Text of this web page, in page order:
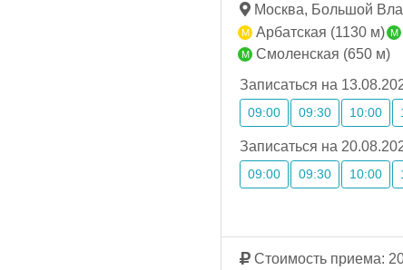
Москва, Большой
Арбатская (1130 м)
Смоленская (650 м)
Записаться на
09:00 09:30 10:00
Записаться на
09:00 09:30 10:00
Стоимость приема: